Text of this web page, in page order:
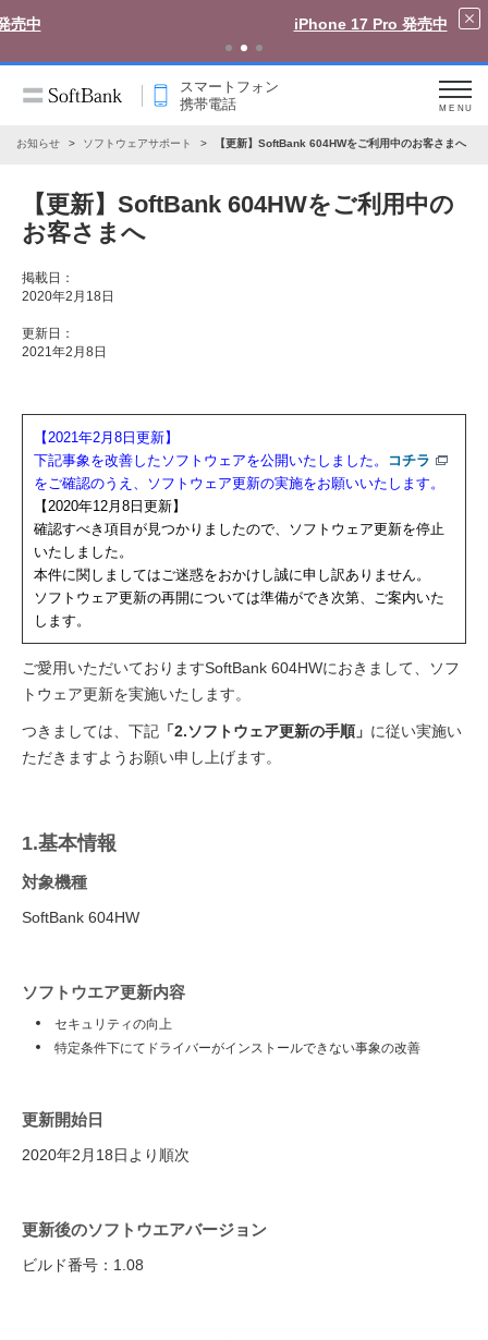
iPhone 17 Pro 発売中
スマートフォン
携帯電話
MENU
お知らせ ソフトウェアサポート 【更新】SoftBank 604HWをご利用中のお客さまへ
【更新】SoftBank 604HWをご利用中の
お客さまへ
掲載日：
2020年2月18日
更新日：
2021年2月8日
【2021年2月8日更新】
下記事象を改善したソフトウェアを公開いたしました。
コチラ
をご確認のうえ、ソフトウェア更新の実施をお願いいたします。
【2020年12月8日更新】
確認すべき項目が見つかりましたので、ソフトウェア更新を停止
いたしました。
本件に関しましてはご迷惑をおかけし誠に申し訳ありません。
ソフトウェア更新の再開については準備ができ次第、ご案内いた
します。
ご愛用いただいておりますSoftBank 604HWにおきまして、ソフ
トウェア更新を実施いたします。
つきましては、下記 「2.ソフトウェア更新の手順」 に従い実施い
ただきますようお願い申し上げます。
1.基本情報
対象機種
SoftBank 604HW
ソフトウエア更新内容
セキュリティの向上
特定条件下にてドライバーがインストールできない事象の改善
更新開始日
2020年2月18日より順次
更新後のソフトウエアバージョン
ビルド番号：1.08